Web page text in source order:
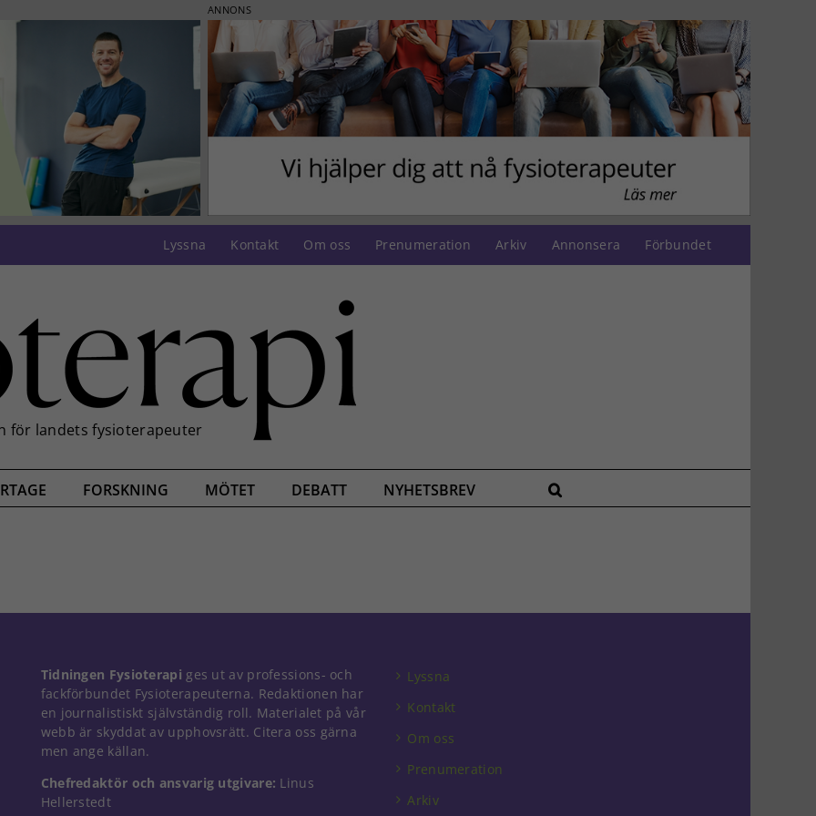
ANNONS
Lyssna Kontakt Om oss Prenumeration Arkiv Annonsera Förbundet
FORSKNING MÖTET DEBATT NYHETSBREV
Tidningen Fysioterapi ges ut av professions- och
fackförbundet Fysioterapeuterna. Redaktionen har
en journalistiskt självständig roll. Materialet på vår
webb är skyddat av upphovsrätt. Citera oss gärna
men ange källan.
Chefredaktör och ansvarig utgivare: Linus
Hellerstedt
Lyssna
Kontakt
Om oss
Prenumeration
Arkiv